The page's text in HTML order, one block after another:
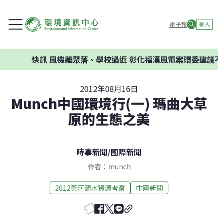
電子報 登入
離聚落、學校過近 彰化福漢風電案環委建議不應開發
2012年08月16日
Munch中國環境行(一) 瑪曲大草
原的生態之美
時事新聞/國際新聞
作者：munch
2012黃河源水資源考察 中國新聞